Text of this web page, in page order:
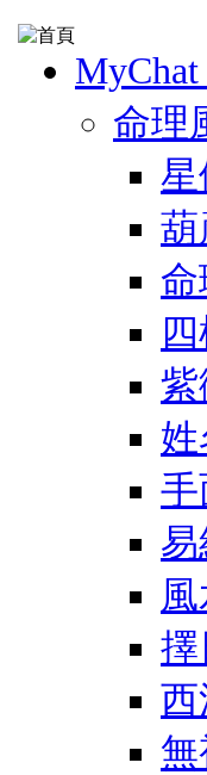
命理
星
葫
紫
手
易
西